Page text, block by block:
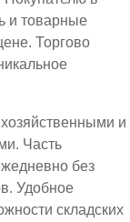
и товарные
Торгово
и
Часть
без
Удобное
складских